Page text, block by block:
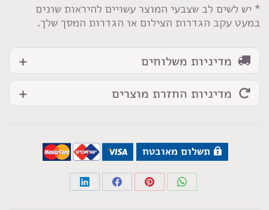
* יש לשים לב שצבעי המוצר עשויים להיראות שונים
במעט עקב הגדרות הצילום או הגדרות המסך שלך.
מדיניות משלוחים
מדיניות החזרת מוצרים
תשלום מאובטח
Share
Share
Share
Share